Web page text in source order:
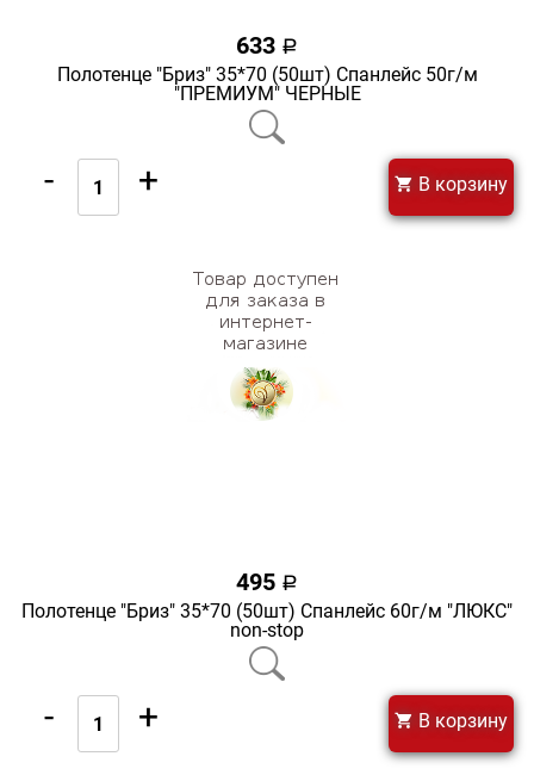
633 a
Полотенце "Бриз" 35*70 (50шт) Спанлейс 50г/м
"ПРЕМИУМ" ЧЕРНЫЕ
- + В корзину
495 a
Полотенце "Бриз" 35*70 (50шт) Спанлейс 60г/м "ЛЮКС"
non-stop
- + В корзину